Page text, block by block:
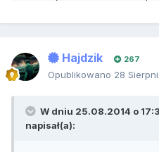
Hajdzik 267
Opublikowano 28
W dniu 25.08.2014 o
napisał(a):